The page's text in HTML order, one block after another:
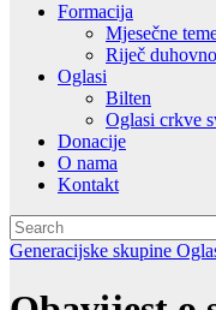
Formacija
Mjesečne
Riječ
Oglasi
Bilten
Oglasi crkve
Donacije
O nama
Kontakt
Generacijske skupine